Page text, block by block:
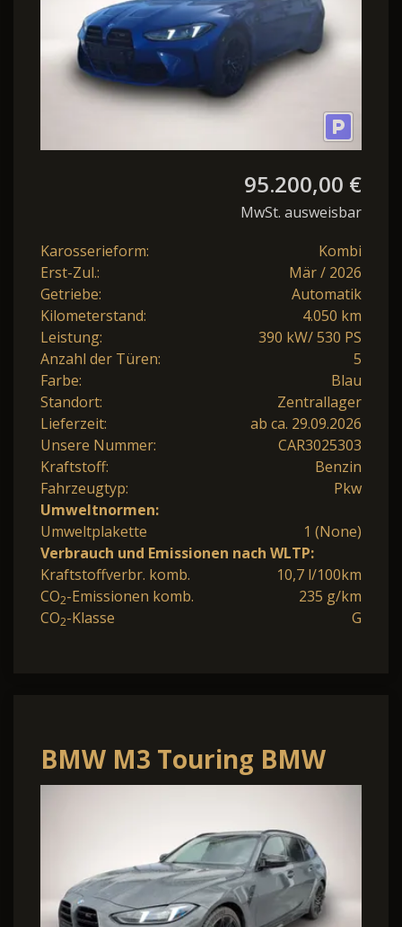
95.200,00 €
MwSt. ausweisbar
Karosserieform:
Kombi
Erst-Zul.:
Mär / 2026
Getriebe:
Automatik
Kilometerstand:
4.050 km
Leistung:
390 kW/ 530 PS
Anzahl der Türen:
5
Farbe:
Blau
Standort:
Zentrallager
Lieferzeit:
ab ca. 29.09.2026
Unsere Nummer:
CAR3025303
Kraftstoff:
Benzin
Fahrzeugtyp:
Pkw
Umweltnormen:
Umweltplakette
1 (None)
Verbrauch und Emissionen nach WLTP:
Kraftstoffverbr. komb.
10,7 l/100km
CO2-Emissionen komb.
235 g/km
CO2-Klasse G
BMW M3 Touring BMW
Competition 390 kW (530